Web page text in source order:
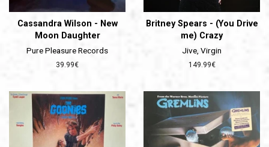
Cassandra Wilson - New
Moon Daughter
Pure Pleasure Records
Prix
39.99€
Britney Spears - (You Drive
me) Crazy
Jive, Virgin
Prix
149.99€